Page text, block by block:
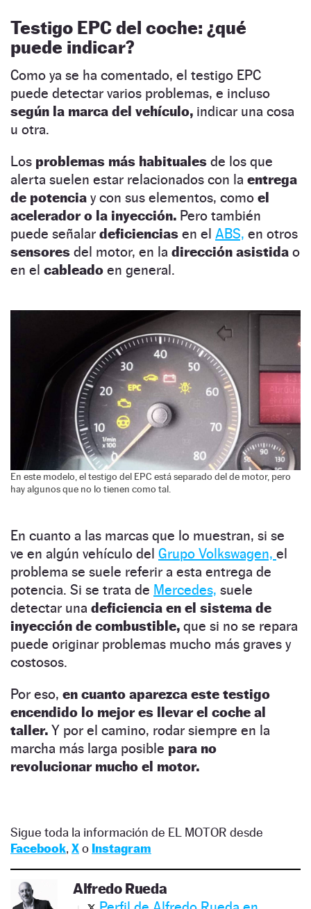
Testigo EPC del coche: ¿qué
puede indicar?
Como ya se ha comentado, el testigo EPC
puede detectar varios problemas, e incluso
según la marca del vehículo, indicar una cosa
u otra.
Los problemas más habituales de los que
alerta suelen estar relacionados con la entrega
de potencia y con sus elementos, como el
acelerador o la inyección. Pero también
puede señalar deficiencias en el ABS, en otros
sensores del motor, en la dirección asistida o
en el cableado en general.
En este modelo, el testigo del EPC está separado del de motor, pero
hay algunos que no lo tienen como tal.
En cuanto a las marcas que lo muestran, si se
ve en algún vehículo del Grupo Volkswagen, el
problema se suele referir a esta entrega de
potencia. Si se trata de Mercedes, suele
detectar una deficiencia en el sistema de
inyección de combustible, que si no se repara
puede originar problemas mucho más graves y
costosos.
Por eso, en cuanto aparezca este testigo
encendido lo mejor es llevar el coche al
taller. Y por el camino, rodar siempre en la
marcha más larga posible para no
revolucionar mucho el motor.
Sigue toda la información de EL MOTOR desde
Facebook, Xo Instagram
Alfredo Rueda